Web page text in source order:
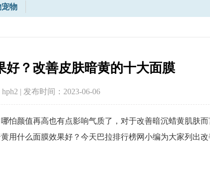
物
好？改善皮肤暗黄的十大面膜
hph2 | 发布时间：2023-06-06
怕颜值再高也有点影响气质了，对于改善暗沉蜡黄肌肤
用什么面膜效果好？今天巴拉排行榜网小编为大家列出